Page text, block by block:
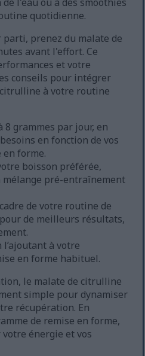
quotidienne.
prenez du malate de
avant l'effort. Ce
et votre
conseils pour intégrer
à votre routine
8 grammes par jour, en
en fonction de vos
forme.
boisson préférée,
mélange pré-entraînement
de votre routine de
de meilleurs résultats,
l’ajoutant à votre
en forme habituel.
le malate de citrulline
simple pour dynamiser
récupération. En
de remise en forme,
énergie et vos